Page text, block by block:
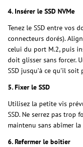
4. Insérer le SSD NVMe
Tenez le SSD entre vos
connecteurs dorés).
celui du port M.2, puis
doit glisser sans forcer.
SSD jusqu’à ce qu’il
5. Fixer le SSD
Utilisez la petite vis
SSD. Ne serrez pas trop
maintenu sans abîmer la
6. Refermer le boîtier